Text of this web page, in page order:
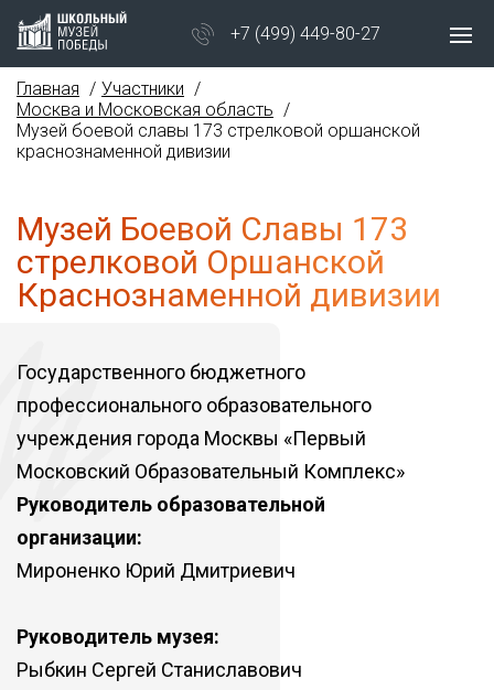
+7 (499) 449-80-27
Главная
Участники
Москва и Московская область
Музей боевой славы 173 стрелковой оршанской
краснознаменной дивизии
Музей Боевой Славы 173
стрелковой Оршанской
Краснознаменной дивизии
Государственного бюджетного
профессионального образовательного
учреждения города Москвы «Первый
Московский Образовательный Комплекс»
Руководитель образовательной
организации:
Мироненко Юрий Дмитриевич
Руководитель музея:
Рыбкин Сергей Станиславович